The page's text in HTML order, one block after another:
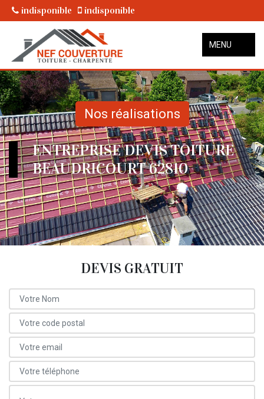
indisponible indisponible
MENU
Nos réalisations
ENTREPRISE DEVIS TOITURE
BEAUDRICOURT 62810
DEVIS GRATUIT